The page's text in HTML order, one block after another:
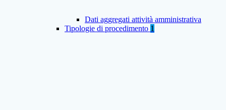
Dati aggregati attività amministrativa
Tipologie di procedimento 1